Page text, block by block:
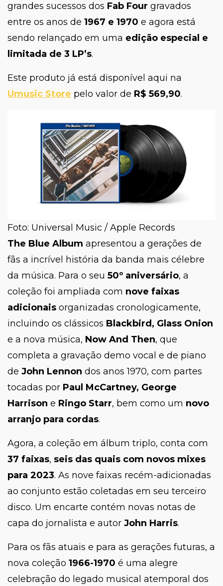
grandes sucessos dos Fab Four gravados
entre os anos de 1967 e 1970 e agora está
sendo relançado em uma edição especial e
limitada de 3 LP’s.
Este produto já está disponível aqui na
Umusic Store pelo valor de R$ 569,90.
Foto: Universal Music / Apple Records
The Blue Album apresentou a gerações de
fãs a incrível história da banda mais célebre
da música. Para o seu 50º aniversário, a
coleção foi ampliada com nove faixas
adicionais organizadas cronologicamente,
incluindo os clássicos Blackbird, Glass Onion
e a nova música, Now And Then, que
completa a gravação demo vocal e de piano
de John Lennon dos anos 1970, com partes
tocadas por Paul McCartney, George
Harrison e Ringo Starr, bem como um novo
arranjo para cordas.
Agora, a coleção em álbum triplo, conta com
37 faixas, seis das quais com novos mixes
para 2023. As nove faixas recém-adicionadas
ao conjunto estão coletadas em seu terceiro
disco. Um encarte contém novas notas de
capa do jornalista e autor John Harris.
Para os fãs atuais e para as gerações futuras, a
nova coleção 1966-1970 é uma alegre
celebração do legado musical atemporal dos